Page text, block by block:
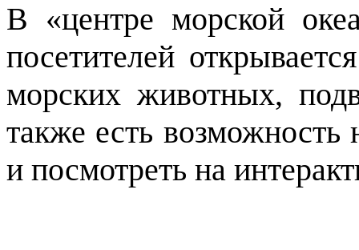
В «центре морской
посетителей
морских животных,
также есть возможность
и посмотреть на